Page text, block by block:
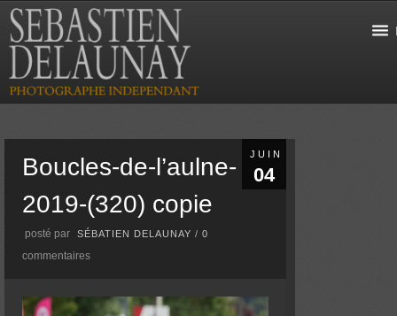
JUIN
04
Boucles-de-l’aulne-
2019-(320) copie
posté par SÉBATIEN DELAUNAY /0
commentaires